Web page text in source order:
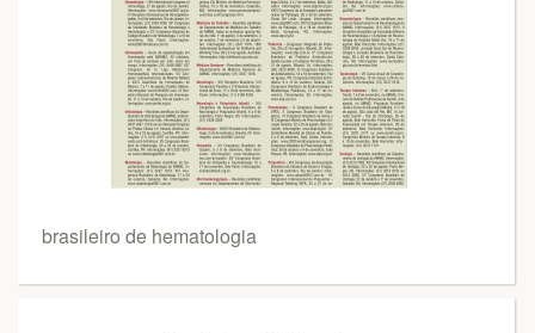
brasileiro de hematologia